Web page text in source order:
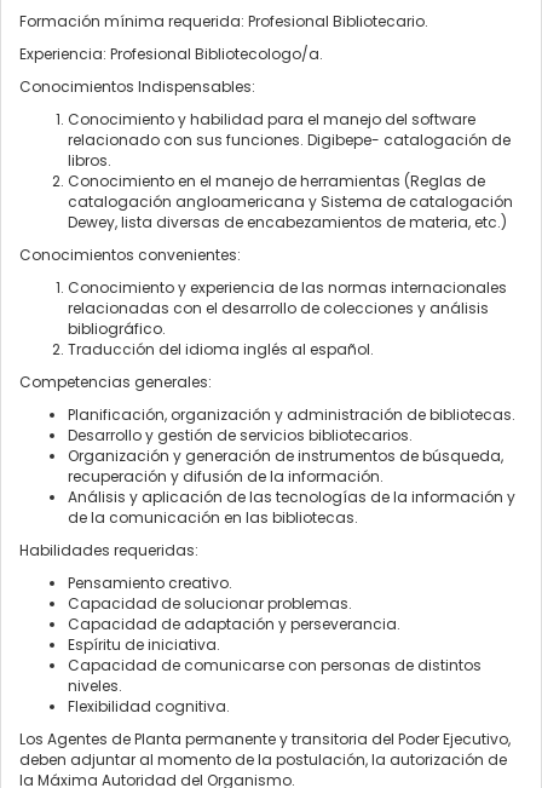
Formación mínima requerida: Profesional Bibliotecario.
Experiencia: Profesional Bibliotecologo/a.
Conocimientos Indispensables:
Conocimiento y habilidad para el manejo del software
relacionado con sus funciones. Digibepe- catalogación de
libros.
Conocimiento en el manejo de herramientas (Reglas de
catalogación angloamericana y Sistema de catalogación
Dewey, lista diversas de encabezamientos de materia, etc.)
Conocimientos convenientes:
Conocimiento y experiencia de las normas internacionales
relacionadas con el desarrollo de colecciones y análisis
bibliográfico.
Traducción del idioma inglés al español.
Competencias generales:
Planificación, organización y administración de bibliotecas.
Desarrollo y gestión de servicios bibliotecarios.
Organización y generación de instrumentos de búsqueda,
recuperación y difusión de la información.
Análisis y aplicación de las tecnologías de la información y
de la comunicación en las bibliotecas.
Habilidades requeridas:
Pensamiento creativo.
Capacidad de solucionar problemas.
Capacidad de adaptación y perseverancia.
Espíritu de iniciativa.
Capacidad de comunicarse con personas de distintos
niveles.
Flexibilidad cognitiva.
Los Agentes de Planta permanente y transitoria del Poder Ejecutivo,
deben adjuntar al momento de la postulación, la autorización de
la Máxima Autoridad del Organismo.